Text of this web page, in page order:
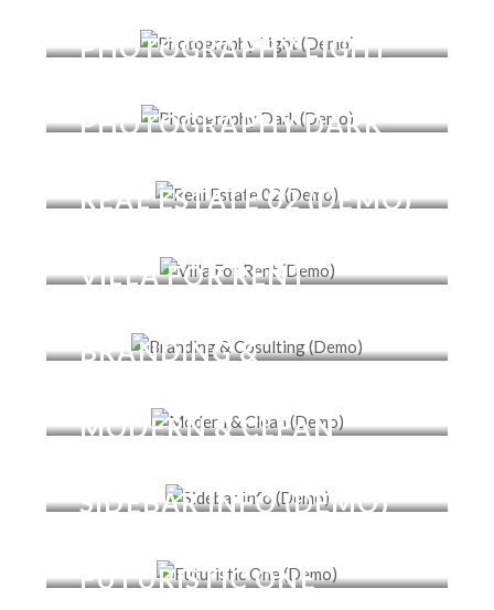
PHOTOGRAPHY LIGHT
PHOTOGRAPHY DARK
REAL ESTATE 02 (DEMO)
VILLA FOR RENT
BRANDING &
MODERN & CLEAN
SIDEBAR INFO (DEMO)
FUTURISTIC ONE